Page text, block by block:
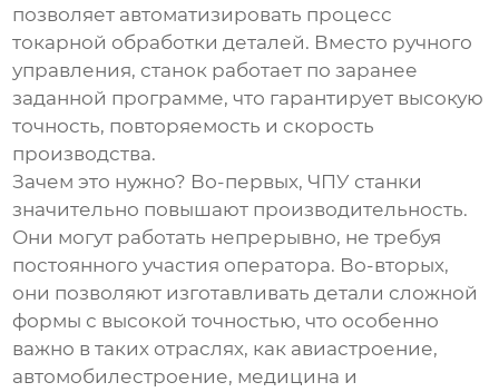
позволяет автоматизировать процесс
токарной обработки деталей. Вместо ручного
управления, станок работает по заранее
заданной программе, что гарантирует высокую
точность, повторяемость и скорость
производства.
Зачем это нужно? Во-первых, ЧПУ станки
значительно повышают производительность.
Они могут работать непрерывно, не требуя
постоянного участия оператора. Во-вторых,
они позволяют изготавливать детали сложной
формы с высокой точностью, что особенно
важно в таких отраслях, как авиастроение,
автомобилестроение, медицина и